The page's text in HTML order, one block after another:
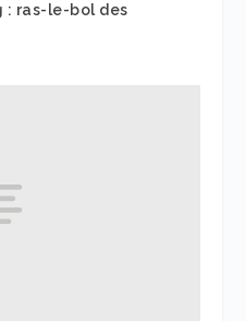
: ras-le-bol des